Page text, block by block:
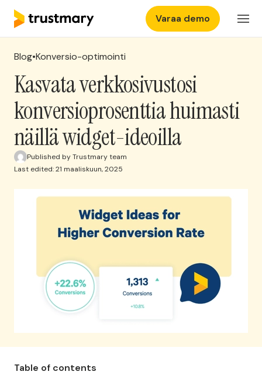
Ominaisuudet
Hinnasto
Yritys
Kokemuksia
Ota yhteyttä
FI Kirjaudu
Varaa demo
Blog•Konversio-optimointi
Kasvata verkkosivustosi
konversioprosenttia huimasti
näillä widget-ideoilla
Published by Trustmary team
Last edited: 21 maaliskuun, 2025
Table of contents